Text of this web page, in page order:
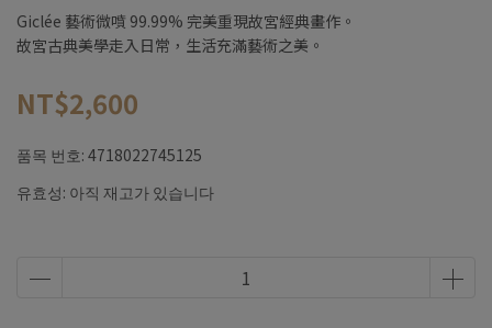
Giclée 藝術微噴 99.99% 完美重現故宮經典畫作。
故宮古典美學走入日常，生活充滿藝術之美。
NT$2,600
품목 번호: 4718022745125
유효성: 아직 재고가 있습니다